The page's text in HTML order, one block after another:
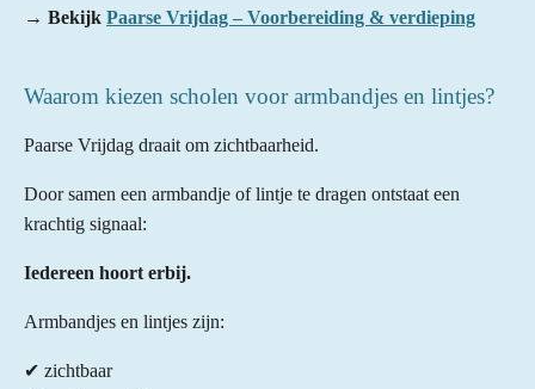
→ Bekijk Paarse Vrijdag – Voorbereiding & verdieping
Waarom kiezen scholen voor armbandjes en lintjes?
Paarse Vrijdag draait om zichtbaarheid.
Door samen een armbandje of lintje te dragen ontstaat een
krachtig signaal:
Iedereen hoort erbij.
Armbandjes en lintjes zijn:
✔ zichtbaar